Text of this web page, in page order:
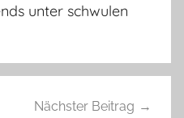
unter schwulen
Nächster Beitrag